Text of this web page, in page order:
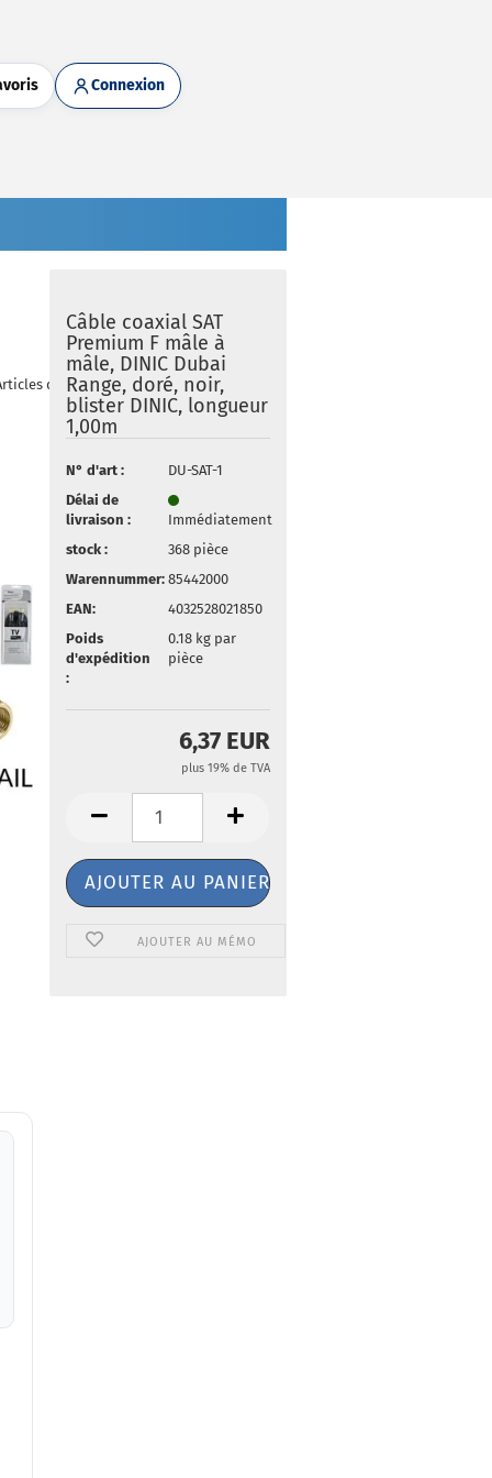
Connexion
dans cette catégorie
Câble coaxial SAT
Premium F mâle à
mâle, DINIC Dubai
Range, doré, noir,
blister DINIC, longueur
1,00m
N° d'art :
DU-SAT-1
Délai de
livraison :
Immédiatement
stock :
368 pièce
Warennummer: 85442000
EAN:
4032528021850
Poids
d'expédition
:
0.18kg par
pièce
6,37 EUR
plus 19% de TVA
AJOUTER AU MÉMO